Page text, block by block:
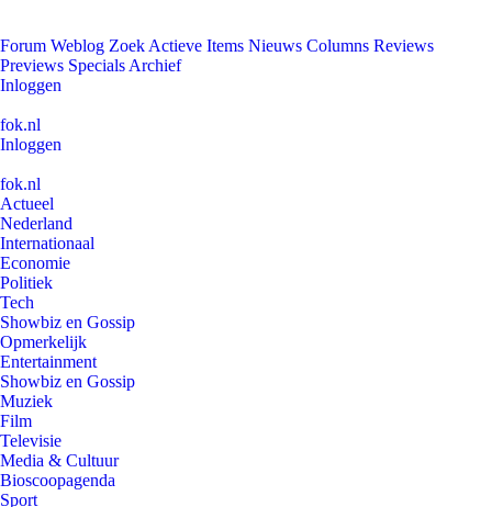
Forum Weblog Zoek Actieve Items Nieuws Columns Reviews
Previews Specials Archief
Inloggen
fok.nl
Inloggen
fok.nl
Actueel
Nederland
Internationaal
Economie
Politiek
Tech
Showbiz en Gossip
Opmerkelijk
Entertainment
Showbiz en Gossip
Muziek
Film
Televisie
Media & Cultuur
Bioscoopagenda
Sport